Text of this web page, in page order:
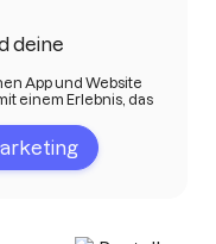
deine
App und Website
einem Erlebnis, das